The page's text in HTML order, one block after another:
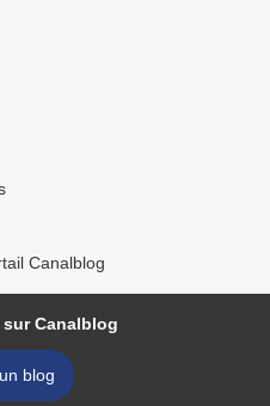
Canalblog
Canalblog
blog